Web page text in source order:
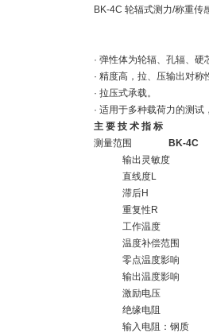
BK-4C 轮辐式测力/称重传
· 弹性体为轮辐、孔辐、
· 精度高，拉、压输出对
· 拉压式承载。
· 适用于多种载荷力的测
主 要 技 术 指 标
测量范围
BK-4C
输出灵敏度
直线度L
滞后H
重复性R
工作温度
温度补偿范围
零点温度影响
输出温度影响
激励电压
绝缘电阻
输入电阻：钢质